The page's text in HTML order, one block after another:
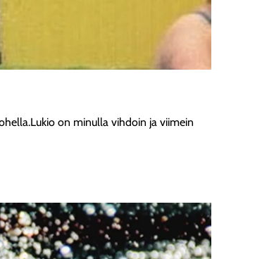
on minulla vihdoin ja viimein